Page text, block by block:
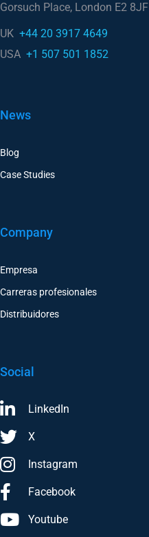
Gorsuch Place, London E2 8JF
UK +44 20 3917 4649
USA +1 507 501 1852
News
Blog
Case Studies
Company
Empresa
Carreras profesionales
Distribuidores
Social
LinkedIn
X
Instagram
Facebook
Youtube